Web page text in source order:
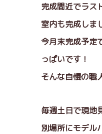
完成間近でラス
室内も完成しま
今月末完成予定
っぱいです！
そんな自慢の職
毎週土日で現地
別場所にモデル